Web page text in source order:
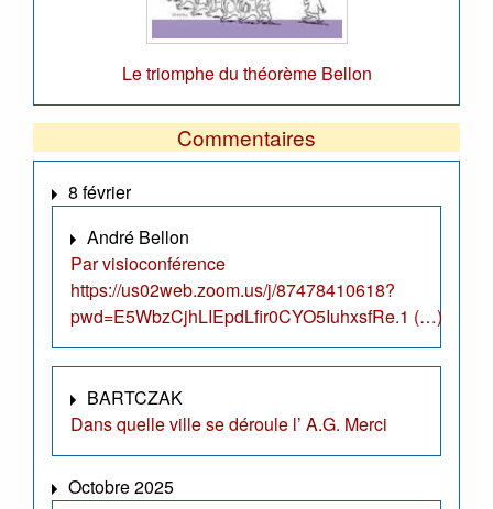
Le triomphe du théorème Bellon
Commentaires
8 février
André Bellon
Par visioconférence
https://us02web.zoom.us/j/87478410618?
pwd=E5WbzCjhLIEpdLfir0CYO5IuhxsfRe.1 (…)
BARTCZAK
Dans quelle ville se déroule l’ A.G. Merci
Octobre 2025